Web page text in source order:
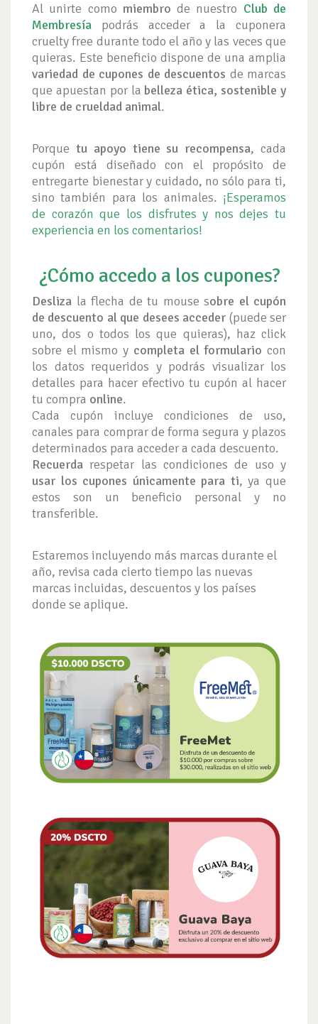
Al unirte como miembro de nuestro Club de
Membresía podrás acceder a la cuponera
cruelty free durante todo el año y las veces que
quieras. Este beneficio dispone de una amplia
variedad de cupones de descuentos de marcas
que apuestan por la belleza ética, sostenible y
libre de crueldad animal.
Porque tu apoyo tiene su recompensa, cada
cupón está diseñado con el propósito de
entregarte bienestar y cuidado, no sólo para ti,
sino también para los animales. ¡Esperamos
de corazón que los disfrutes y nos dejes tu
experiencia en los comentarios!
¿Cómo accedo a los cupones?
Desliza la flecha de tu mouse sobre el cupón
de descuento al que desees acceder (puede ser
uno, dos o todos los que quieras), haz click
sobre el mismo y completa el formulario con
los datos requeridos y podrás visualizar los
detalles para hacer efectivo tu cupón al hacer
tu compra online.
Cada cupón incluye condiciones de uso,
canales para comprar de forma segura y plazos
determinados para acceder a cada descuento.
Recuerda respetar las condiciones de uso y
usar los cupones únicamente para ti, ya que
estos son un beneficio personal y no
transferible.
Estaremos incluyendo más marcas durante el
año, revisa cada cierto tiempo las nuevas
marcas incluidas, descuentos y los países
donde se aplique.